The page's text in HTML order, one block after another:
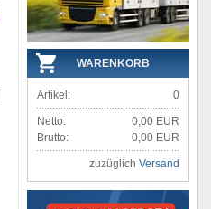
WARENKORB
Artikel: 0
Netto:
0,00 EUR
Brutto:
0,00 EUR
zuzüglich Versand